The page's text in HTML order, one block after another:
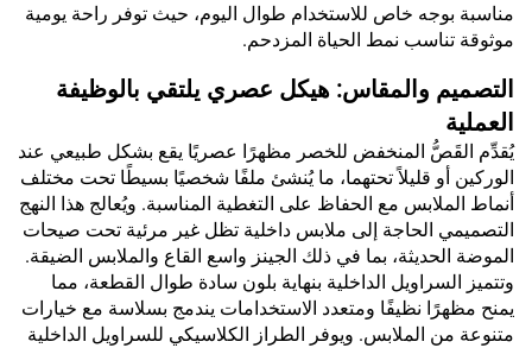
مناسبة بوجه خاص للاستخدام طوال اليوم، حيث توفر راحة يومية
موثوقة تناسب نمط الحياة المزدحم.
التصميم والمقاس: هيكل عصري يلتقي بالوظيفة
العملية
يُقدِّم القَصُّ المنخفض للخصر مظهرًا عصريًا يقع بشكل طبيعي عند
الوركين أو قليلاً تحتهما، ما يُنشئ ملفًا شخصيًا بسيطًا تحت مختلف
أنماط الملابس مع الحفاظ على التغطية المناسبة. ويُعالج هذا النهج
التصميمي الحاجة إلى ملابس داخلية تظل غير مرئية تحت صيحات
الموضة الحديثة، بما في ذلك الجينز واسع القاع والملابس الضيقة.
وتتميز السراويل الداخلية بنهاية بلون سادة طوال القطعة، مما
يمنح مظهرًا نظيفًا ومتعدد الاستخدامات يندمج بسلاسة مع خيارات
متنوعة من الملابس. ويوفر الطراز الكلاسيكي للسراويل الداخلية